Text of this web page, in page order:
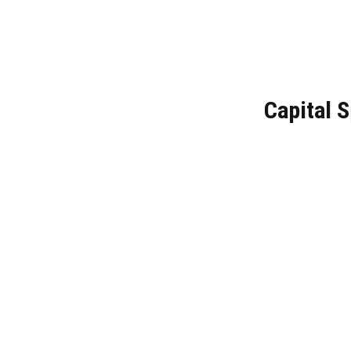
Capital